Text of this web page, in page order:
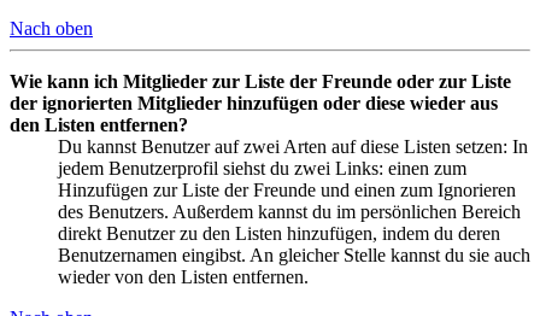
Nach oben
Wie kann ich Mitglieder zur Liste der Freunde oder zur Liste
der ignorierten Mitglieder hinzufügen oder diese wieder aus
den Listen entfernen?
Du kannst Benutzer auf zwei Arten auf diese Listen setzen: In
jedem Benutzerprofil siehst du zwei Links: einen zum
Hinzufügen zur Liste der Freunde und einen zum Ignorieren
des Benutzers. Außerdem kannst du im persönlichen Bereich
direkt Benutzer zu den Listen hinzufügen, indem du deren
Benutzernamen eingibst. An gleicher Stelle kannst du sie auch
wieder von den Listen entfernen.